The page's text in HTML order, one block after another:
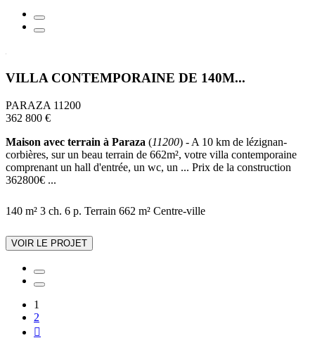
VILLA CONTEMPORAINE DE 140M...
PARAZA 11200
362 800 €
Maison avec terrain à Paraza (11200) - A 10 km de lézignan-
corbières, sur un beau terrain de 662m², votre villa contemporaine
comprenant un hall d'entrée, un wc, un ... Prix de la construction
362800€ ...
140 m² 3 ch. 6 p. Terrain 662 m² Centre-ville
VOIR LE PROJET
1
2
